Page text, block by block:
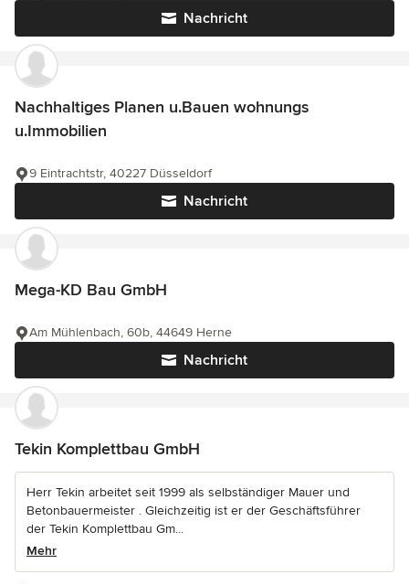
Nachricht
Nachhaltiges Planen u.Bauen wohnungs
u.Immobilien
Nachricht
9 Eintrachtstr, 40227 Düsseldorf
Mega-KD Bau GmbH
Nachricht
Am Mühlenbach, 60b, 44649 Herne
Tekin Komplettbau GmbH
Herr Tekin arbeitet seit 1999 als selbständiger Mauer und
Betonbauermeister . Gleichzeitig ist er der Geschäftsführer
der Tekin Komplettbau Gm...
Mehr